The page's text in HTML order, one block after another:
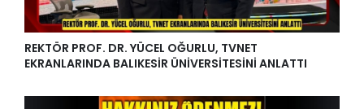
REKTÖR PROF. DR. YÜCEL OĞURLU, TVNET
EKRANLARINDA BALIKESİR ÜNİVERSİTESİNİ ANLATTI